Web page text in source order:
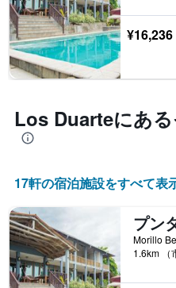
¥16,236
Los Duarte​にあ
17​軒の宿泊施設をすべて表
1.6km （